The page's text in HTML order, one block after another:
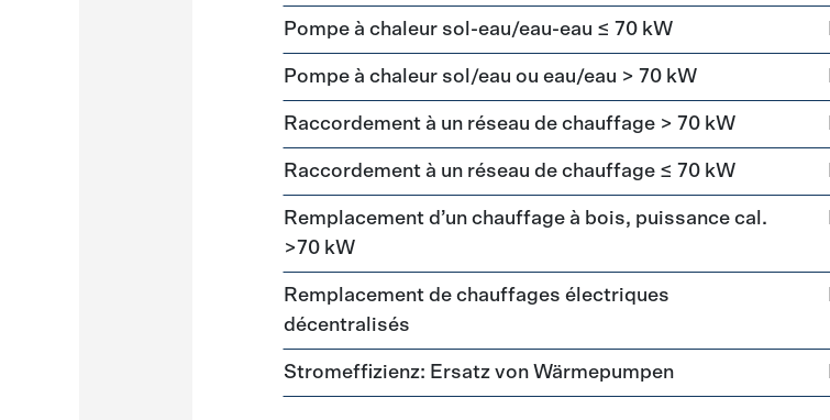
Pompe à chaleur sol-eau/eau-eau ≤ 70 kW
Pompe à chaleur sol/eau ou eau/eau > 70 kW
Raccordement à un réseau de chauffage > 70 kW
Raccordement à un réseau de chauffage ≤ 70 kW
Remplacement d’un chauffage à bois, puissance cal.
>70 kW
Remplacement de chauffages électriques
décentralisés
Stromeffizienz: Ersatz von Wärmepumpen